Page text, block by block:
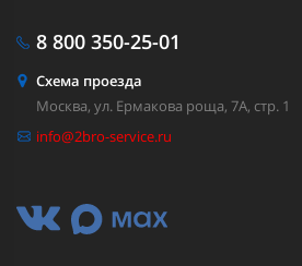
8 800 350-25-01
Схема проезда
Москва, ул. Ермакова роща, 7А, стр. 1
info@2bro-service.ru